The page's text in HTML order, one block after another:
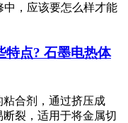
中，应该要怎么样才能
特点? 石墨电热体
合剂，通过挤压成
裂，适用于将金属切